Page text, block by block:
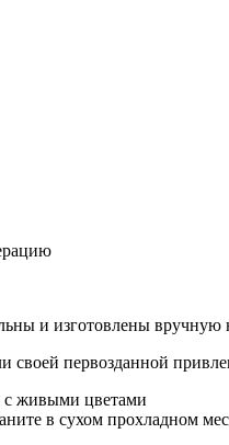
и изготовлены
своей первозданной
с живыми цветами
в сухом прохладном